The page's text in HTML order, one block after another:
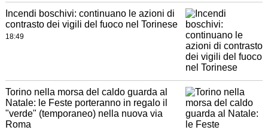
Incendi boschivi: continuano le azioni di
contrasto dei vigili del fuoco nel Torinese
18:49
Torino nella morsa del caldo guarda al
Natale: le Feste porteranno in regalo il
"verde" (temporaneo) nella nuova via
Roma